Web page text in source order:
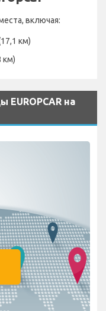
включая:
км)
км)
EUROPCAR на